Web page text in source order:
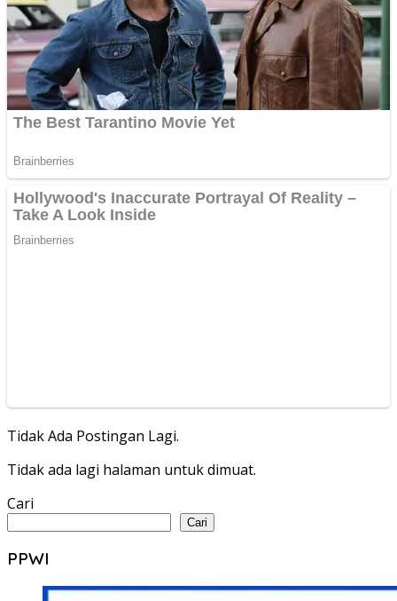
Tidak Ada Postingan Lagi.
Tidak ada lagi halaman untuk dimuat.
Cari
Cari
PPWI